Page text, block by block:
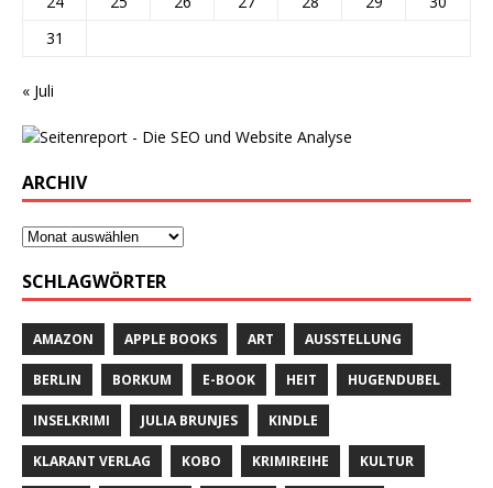
31
« Juli
ARCHIV
SCHLAGWÖRTER
AMAZON APPLE BOOKS ART AUSSTELLUNG
BERLIN BORKUM E-BOOK HEIT HUGENDUBEL
INSELKRIMI JULIA BRUNJES KINDLE
KLARANT VERLAG KOBO KRIMIREIHE KULTUR